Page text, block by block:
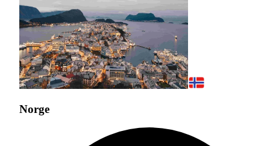
Norge